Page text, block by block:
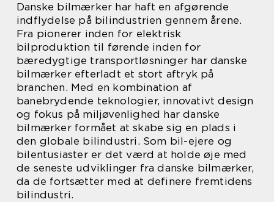
Danske bilmærker har haft en afgørende
indflydelse på bilindustrien gennem årene.
Fra pionerer inden for elektrisk
bilproduktion til førende inden for
bæredygtige transportløsninger har danske
bilmærker efterladt et stort aftryk på
branchen. Med en kombination af
banebrydende teknologier, innovativt design
og fokus på miljøvenlighed har danske
bilmærker formået at skabe sig en plads i
den globale bilindustri. Som bil-ejere og
bilentusiaster er det værd at holde øje med
de seneste udviklinger fra danske bilmærker,
da de fortsætter med at definere fremtidens
bilindustri.